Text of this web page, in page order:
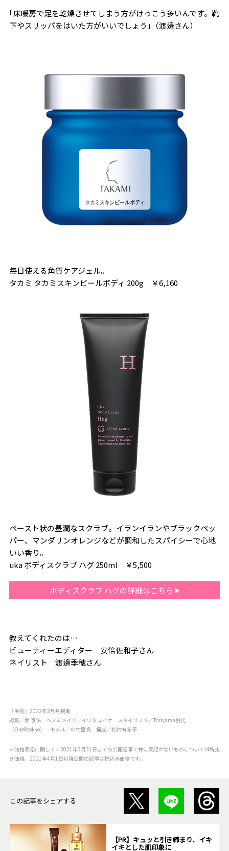
｢床暖房で足を乾燥させてしまう方がけっこう多いんです。靴
下やスリッパをはいた方がいいでしょう｣（渡邉さん）
毎日使える角質ケアジェル。
タカミ タカミスキンピールボディ 200g ￥6,160
ペースト状の豊潤なスクラブ。イランイランやブラックペッ
パー、マンダリンオレンジなどが調和したスパイシーで心地
いい香り。
uka ボディスクラブ ハグ 250ml ￥5,500
ボディスクラブ ハグの詳細はこちら
教えてくれたのは…
ビューティーエディター 安倍佐和子さん
ネイリスト 渡邉季穂さん
『美的』2022年2月号掲載
撮影／東 京佑 ヘア＆メイク／イワタユイナ スタイリスト／Toriyama悦代
（One8tokyo） モデル／中村里帆 構成／松村有希子
※価格表記に関して：2021年3月31日までの公開記事で特に表記がないものについては税抜
き価格、2021年4月1日以降公開の記事は税込み価格です。
この記事をシェアする
【PR】キュッと引き締まり、イキ
イキとした肌印象に